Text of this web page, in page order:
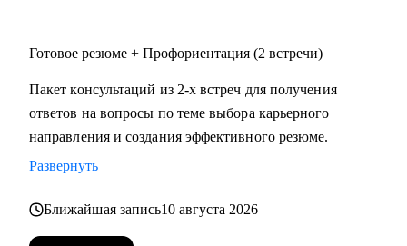
Готовое резюме + Профориентация (2 встречи)
Пакет консультаций из 2-х встреч для получения
ответов на вопросы по теме выбора карьерного
направления и создания эффективного резюме.
Развернуть
Ближайшая запись10 августа 2026